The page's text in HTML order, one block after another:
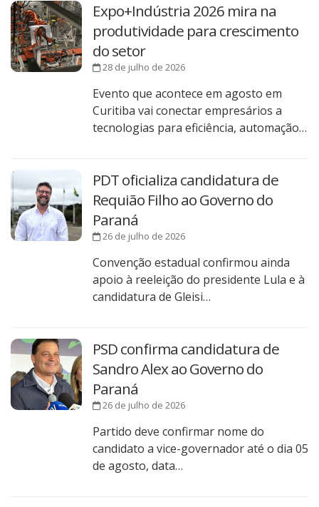
Expo+Indústria 2026 mira na
produtividade para crescimento
do setor
28 de julho de 2026
Evento que acontece em agosto em
Curitiba vai conectar empresários a
tecnologias para eficiência, automação…
PDT oficializa candidatura de
Requião Filho ao Governo do
Paraná
26 de julho de 2026
Convenção estadual confirmou ainda
apoio à reeleição do presidente Lula e à
candidatura de Gleisi…
PSD confirma candidatura de
Sandro Alex ao Governo do
Paraná
26 de julho de 2026
Partido deve confirmar nome do
candidato a vice-governador até o dia 05
de agosto, data…